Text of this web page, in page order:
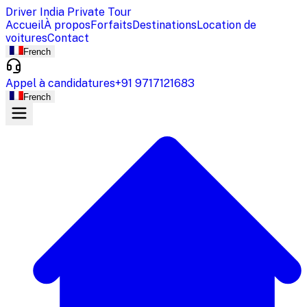
Driver India Private Tour
AccueilÀ proposForfaitsDestinationsLocation de
voituresContact
French
Appel à candidatures+91 9717121683
French